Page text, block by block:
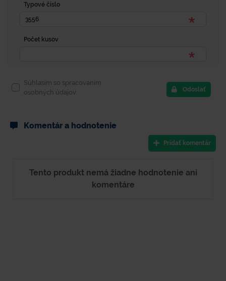
Typové číslo
Počet kusov
Súhlasím so spracovaním
osobných údajov.
Odoslať
Komentár a hodnotenie
Pridať komentár
Tento produkt nemá žiadne hodnotenie ani
komentáre